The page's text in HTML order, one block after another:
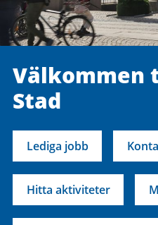
Välkommen
Stad
Lediga jobb
Hitta aktiviteter